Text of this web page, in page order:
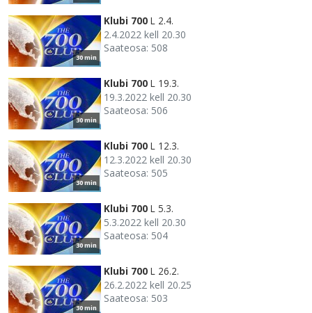
30 min
Klubi 700 L 2.4.
2.4.2022 kell 20.30
Saateosa: 508
30 min
Klubi 700 L 19.3.
19.3.2022 kell 20.30
Saateosa: 506
30 min
Klubi 700 L 12.3.
12.3.2022 kell 20.30
Saateosa: 505
30 min
Klubi 700 L 5.3.
5.3.2022 kell 20.30
Saateosa: 504
30 min
Klubi 700 L 26.2.
26.2.2022 kell 20.25
Saateosa: 503